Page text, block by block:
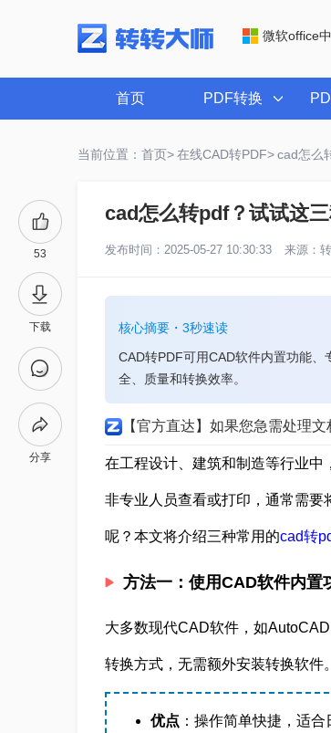
微软office
首页 PDF转换
当前位置：首页> 在线CAD转PDF> cad怎么
53
下载
分享
cad怎么转pdf？试试这三
发布时间：2025-05-27 10:30:33 来源：
核心摘要・3秒速读
CAD转PDF可用CAD软件内置功能
全、质量和转换效率。
【官方直达】如果您急需处理文
在工程设计、建筑和制造等行业
非专业人员查看或打印，通常需
呢？本文将介绍三种常用的cad转
方法一：使用CAD软件内置
大多数现代CAD软件，如
转换方式，无需额外安装转换软件。
优点 ：操作简单快捷，适